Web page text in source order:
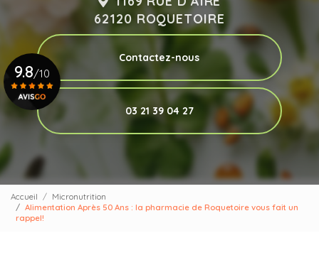
62120 ROQUETOIRE
Contactez-nous
03 21 39 04 27
9.8/10
Voir le certificat
Accueil
Micronutrition
Alimentation Après 50 Ans : la pharmacie de Roquetoire vous fait un
rappel!